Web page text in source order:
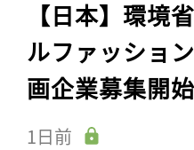
【日本】環境
ルファッショ
画企業募集開始
1日前